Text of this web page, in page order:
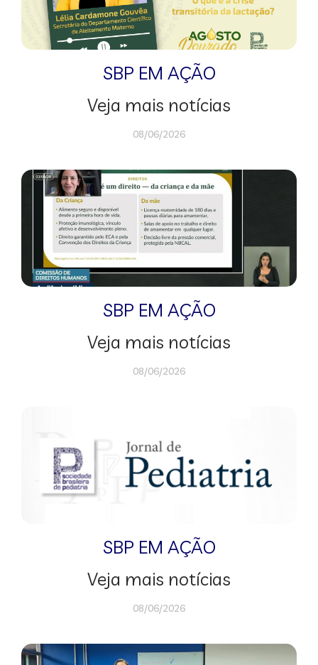
SBP EM AÇÃO
Veja mais notícias
08/06/2026
SBP EM AÇÃO
Veja mais notícias
08/06/2026
SBP EM AÇÃO
Veja mais notícias
08/06/2026